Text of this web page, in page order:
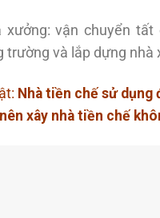
xưởng: vận chuyển tất
trường và lắp dựng nhà
Nhà tiền chế sử dụng
nên xây nhà tiền chế